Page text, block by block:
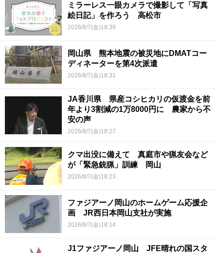
ミラーレス一眼カメラで撮影して「写真
絵日記」を作ろう 高松市
2026/8/7(金)18:39
岡山県 熊本地震の被災地にDMATコー
ディネーターを第4次派遣
2026/8/7(金)18:31
JA香川県 県産コシヒカリの仮渡金を前
年より3割減の1万8000円に 農家から不
安の声
2026/8/7(金)18:27
クマ出没に備えて 真庭市や猟友会など
が「緊急銃猟」訓練 岡山
2026/8/7(金)18:23
ファジアーノ岡山のホームゲーム応援企
画 JR西日本岡山支社が実施
2026/8/7(金)18:14
J1ファジアーノ岡山 JFE晴れの国スタ